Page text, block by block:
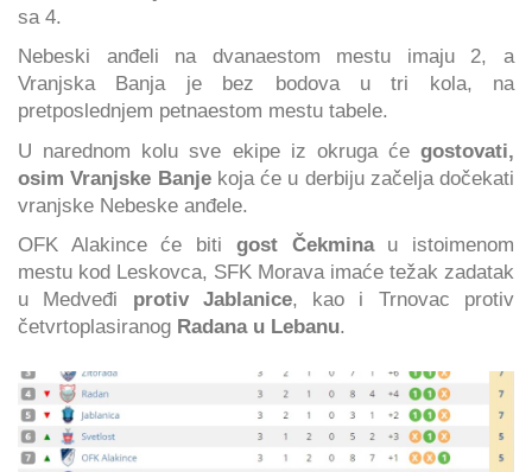
sa 4.
Nebeski anđeli na dvanaestom mestu imaju 2, a
Vranjska Banja je bez bodova u tri kola, na
pretposlednjem petnaestom mestu tabele.
U narednom kolu sve ekipe iz okruga ćegostovati,
osim Vranjske Banjekoja će u derbiju začelja dočekati
vranjske Nebeske anđele.
OFK Alakince će biti gost Čekminau istoimenom
mestu kod Leskovca, SFK Morava imaće težak zadatak
u Medveđi protiv Jablanice, kao i Trnovac protiv
četvrtoplasiranog Radana u Lebanu.